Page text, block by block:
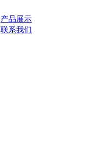
产品展示
联系我们